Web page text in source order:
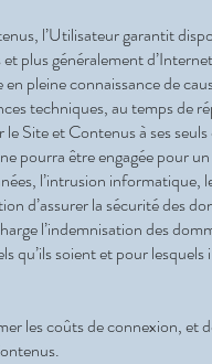
l’Utilisateur garantit
plus généralement
pleine connaissance de
techniques, au temps de
Site et Contenus à ses
pourra être engagée pour
l’intrusion informatique,
d’assurer la sécurité des
l’indemnisation des
qu’ils soient et pour
les coûts de connexion, et